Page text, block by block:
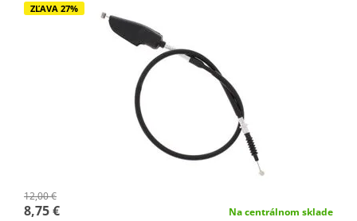
ZĽAVA 27%
12,00 €
8,75 € Na centrálnom sklade